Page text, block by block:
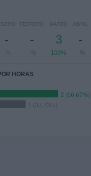
-
- %
FEBRERO
-
- %
MARZO
3
100%
ABRIL
-
- %
HORAS
2 (66,67%)
1 (33,33%)